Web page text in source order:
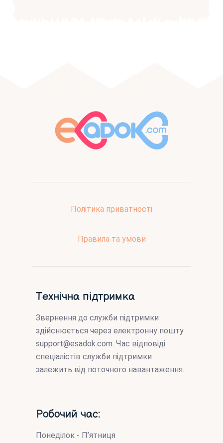
Політика приватності
Правила та умови
Технічна підтримка
Звернення до служби підтримки
здійснюється через електронну пошту
support@esadok.com. Час відповіді
спеціалістів служби підтримки
залежить від поточного навантаження.
Робочий час:
Понеділок - П’ятниця